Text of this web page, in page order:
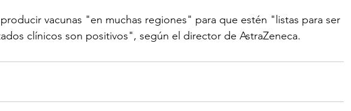
vacunas "en muchas regiones" para que estén "listas para ser
clínicos son positivos", según el director de AstraZeneca.